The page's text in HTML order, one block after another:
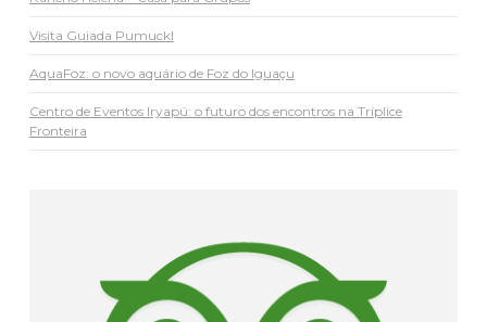
Visita Guiada Pumuckl
AquaFoz: o novo aquário de Foz do Iguaçu
Centro de Eventos Iryapú: o futuro dos encontros na Tríplice
Fronteira